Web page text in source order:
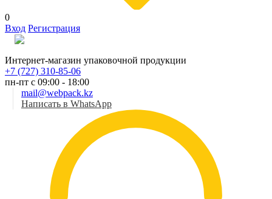
0
Вход Регистрация
Интернет-магазин упаковочной продукции
+7 (727) 310-85-06
пн-пт с 09:00 - 18:00
mail@webpack.kz
Написать в WhatsApp